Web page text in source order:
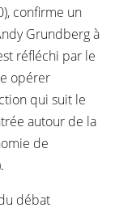
confirme un
Grundberg à
réfléchi par le
opérer
qui suit le
autour de la
de
débat